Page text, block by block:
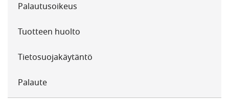
Palautusoikeus
Tuotteen huolto
Tietosuojakäytäntö
Palaute